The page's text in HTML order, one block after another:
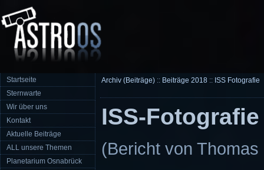
Startseite
Sternwarte
Wir über uns
Kontakt
Aktuelle Beiträge
ALL unsere Themen
Planetarium Osnabrück
Archiv (Beiträge) :: Beiträge 2018 :: ISS Fotografie
ISS-Fotografie
(Bericht von